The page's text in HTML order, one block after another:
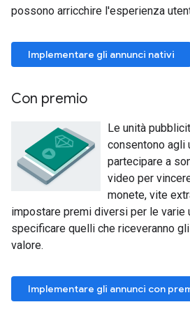
possono arricchire l'esperienza
Implementare gli annunci nativi
Con premio
Le unità
consentono agli
partecipare a
video per
monete, vite
impostare premi diversi per le varie
specificare quelli che riceveranno
valore.
Implementare gli annunci con